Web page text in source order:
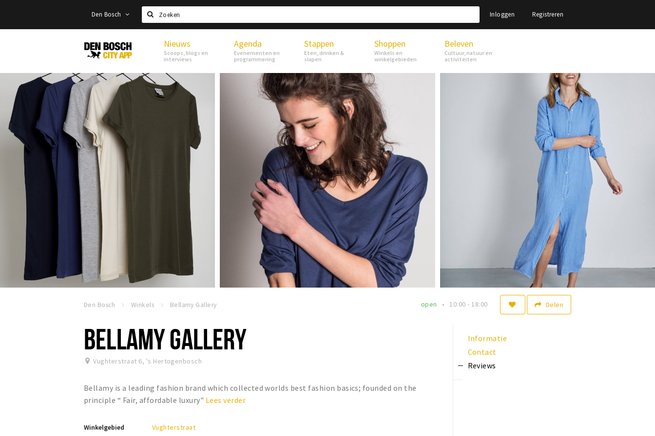
Den Bosch
Zoeken
Inloggen Registreren
Den
Bosch
Nieuws
Scoops, blogs en
interviews
Agenda
Evenementen en
programmering
Stappen
Eten, drinken &
slapen
Shoppen
Winkels en
winkelgebieden
Beleven
Cultuur, natuur en
activiteiten
Den Bosch Winkels Bellamy Gallery Delen
open 10:00 - 18:00
BELLAMY GALLERY
Vughterstraat 6, 's Hertogenbosch
Bellamy is a leading fashion brand which collected worlds best fashion basics; founded on the
principle “ Fair, affordable luxury" Lees verder
Winkelgebied Vughterstraat
Informatie
Contact
Reviews